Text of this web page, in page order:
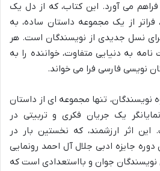
می آورد. این کتاب، که از دل یک
فراتر از یک مجموعه داستان ساده، به
نسل جدیدی از نویسندگان است. هر
به دنیایی متفاوت، خواننده را به
نویسی فارسی فرا می خواند.
نویسندگان، تنها مجموعه ای از داستان
یک جریان فکری و تربیتی در
اثر ارزشمند، که نخستین بار در
دوره جایزه ادبی جلال آل احمد رونمایی
جوان و بااستعدادی است که